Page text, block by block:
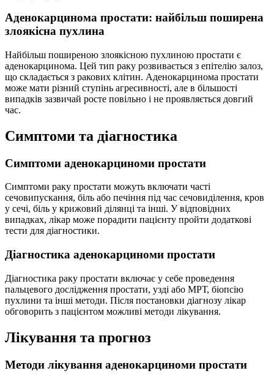
Аденокарцинома простати: найбільш поширена
злоякісна пухлина
Найбільш поширеною злоякісною пухлиною простати є
аденокарцинома. Цей тип раку розвивається з епітелію залоз,
що складається з ракових клітин. Аденокарцинома простати
може мати різний ступінь агресивності, але в більшості
випадків зазвичай росте повільно і не проявляється довгий
час.
Симптоми та діагностика
Симптоми аденокарциноми простати
Симптоми раку простати можуть включати часті
сечовипускання, біль або печіння під час сечовиділення, кров
у сечі, біль у крижовий ділянці та інші. У відповідних
випадках, лікар може порадити пацієнту пройти додаткові
тести для діагностики.
Діагностика аденокарциноми простати
Діагностика раку простати включає у себе проведення
пальцевого дослідження простати, узді або МРТ, біопсію
пухлини та інші методи. Після постановки діагнозу лікар
обговорить з пацієнтом можливі методи лікування.
Лікування та прогноз
Методи лікування аденокарциноми простати